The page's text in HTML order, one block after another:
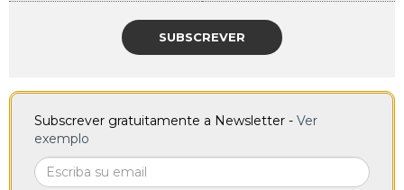
SUBSCREVER
Subscrever gratuitamente a Newsletter - Ver
exemplo